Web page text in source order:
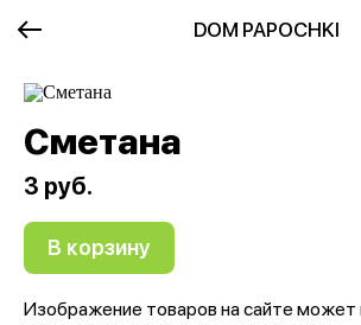
DOM PAPOCHKI
Сметана
3 руб.
В корзину
Изображение товаров на сайте может